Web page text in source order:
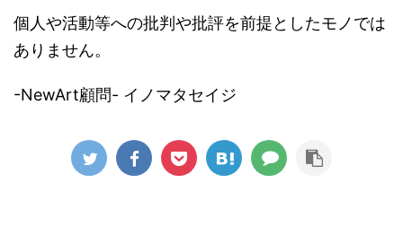
個人や活動等への批判や批評を前提としたモノでは
ありません。
-NewArt顧問- イノマタセイジ